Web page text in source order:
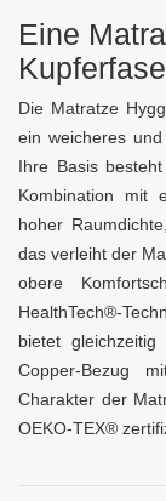
Eine
Die Matratze
ein weicheres
Ihre Basis
Kombination mit
hoher
das verleiht der
obere
HealthTech®-
bietet
Copper-Bezug
Charakter der
OEKO-TEX®